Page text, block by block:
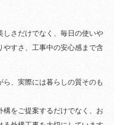
しさだけでなく、毎日の使いや
やすさ、工事中の安心感まで含
、実際には暮らしの質そのも
をご提案するだけでなく、お